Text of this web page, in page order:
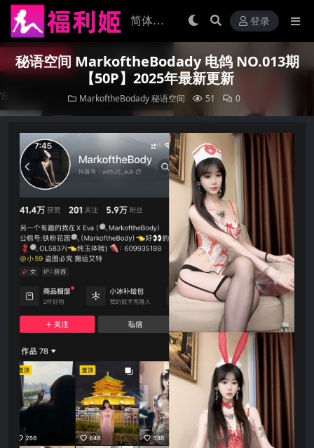
登录
秘语空间 MarkoftheBodady 电鸽 NO.013期
【50P】2025年最新更新
MarkoftheBodady秘语空间 51 0